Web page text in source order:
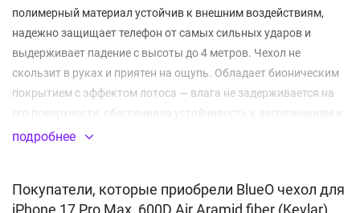
полимерный материал устойчив к внешним воздействиям,
надежно защищает телефон от самых сильных ударов и
выдерживает падение с высоты до 4 метров. Чехол не
скользит в руках и приятен на ощупь. Обладает бионическим
покрытием с эффектом лотоса — влага не задерживается на
его поверхности, обеспечивая устойчивость к загрязнениям и
отпечаткам пальцев. Аксессуар плотно прилегает к смартфону
специальными технологическими зазорами для лёгкой и
подробнее
Покупатели, которые приобрели BlueO чехол для
iPhone 17 Pro Max, 600D Air Aramid fiber (Kevlar)